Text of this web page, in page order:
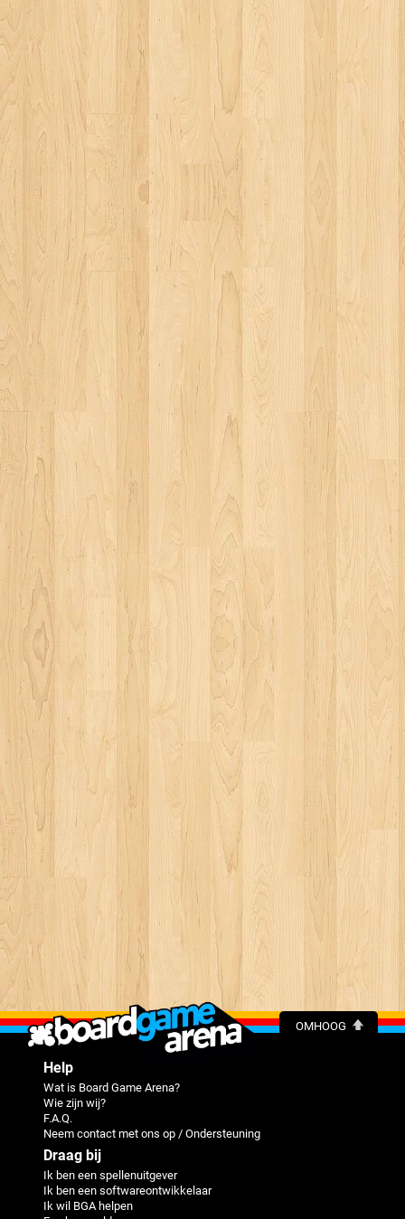
OMHOOG
Help
Wat is Board Game Arena?
Wie zijn wij?
F.A.Q.
Neem contact met ons op / Ondersteuning
Draag bij
Ik ben een spellenuitgever
Ik ben een softwareontwikkelaar
Ik wil BGA helpen